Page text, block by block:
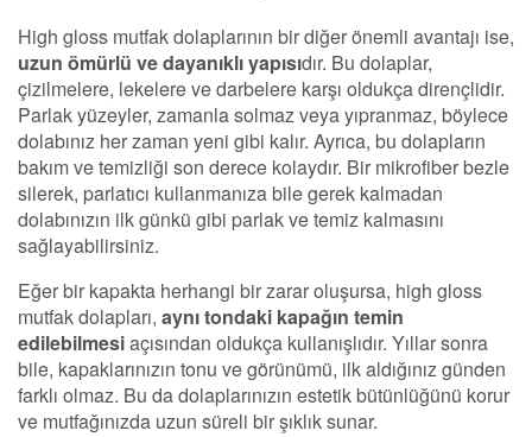
High gloss mutfak dolaplarının bir diğer önemli avantajı ise,
uzun ömürlü ve dayanıklı yapısıdır. Bu dolaplar,
çizilmelere, lekelere ve darbelere karşı oldukça dirençlidir.
Parlak yüzeyler, zamanla solmaz veya yıpranmaz, böylece
dolabınız her zaman yeni gibi kalır. Ayrıca, bu dolapların
bakım ve temizliği son derece kolaydır. Bir mikrofiber bezle
silerek, parlatıcı kullanmanıza bile gerek kalmadan
dolabınızın ilk günkü gibi parlak ve temiz kalmasını
sağlayabilirsiniz.
Eğer bir kapakta herhangi bir zarar oluşursa, high gloss
mutfak dolapları, aynı tondaki kapağın temin
edilebilmesiaçısından oldukça kullanışlıdır. Yıllar sonra
bile, kapaklarınızın tonu ve görünümü, ilk aldığınız günden
farklı olmaz. Bu da dolaplarınızın estetik bütünlüğünü korur
ve mutfağınızda uzun süreli bir şıklık sunar.